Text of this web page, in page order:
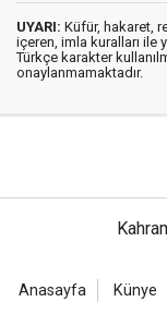
UYARI: Küfür, hakaret,
içeren, imla kuralları ile
Türkçe karakter
onaylanmamaktadır.
Anasayfa Künye